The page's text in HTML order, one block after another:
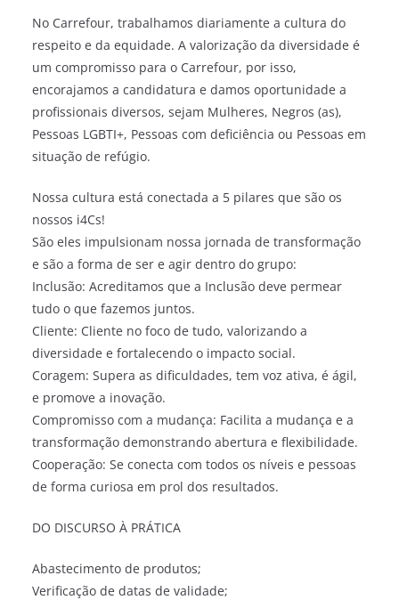
No Carrefour, trabalhamos diariamente a cultura do
respeito e da equidade. A valorização da diversidade é
um compromisso para o Carrefour, por isso,
encorajamos a candidatura e damos oportunidade a
profissionais diversos, sejam Mulheres, Negros (as),
Pessoas LGBTI+, Pessoas com deficiência ou Pessoas em
situação de refúgio.
Nossa cultura está conectada a 5 pilares que são os
nossos i4Cs!
São eles impulsionam nossa jornada de transformação
e são a forma de ser e agir dentro do grupo:
Inclusão: Acreditamos que a Inclusão deve permear
tudo o que fazemos juntos.
Cliente: Cliente no foco de tudo, valorizando a
diversidade e fortalecendo o impacto social.
Coragem: Supera as dificuldades, tem voz ativa, é ágil,
e promove a inovação.
Compromisso com a mudança: Facilita a mudança e a
transformação demonstrando abertura e flexibilidade.
Cooperação: Se conecta com todos os níveis e pessoas
de forma curiosa em prol dos resultados.
DO DISCURSO À PRÁTICA
Abastecimento de produtos;
Verificação de datas de validade;